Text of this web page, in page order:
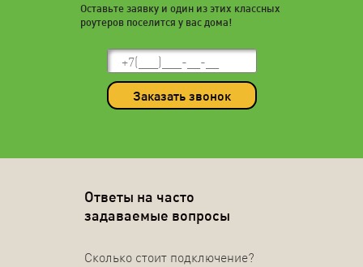
Оставьте заявку и один из этих классных
роутеров поселится у вас дома!
Заказать звонок
Ответы на часто
задаваемые вопросы
Сколько стоит подключение?